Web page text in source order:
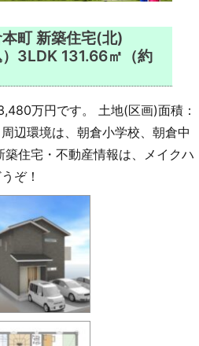
町 新築住宅(北)
3LDK 131.66㎡（約
万円です。 土地(区画)面積：
辺環境は、朝倉小学校、朝倉中
住宅・不動産情報は、メイクハ
ぞ！